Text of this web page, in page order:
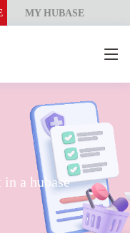
MY HUBASE
a hubase